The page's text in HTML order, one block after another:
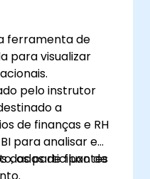
ferramenta de
para visualizar
pelo instrutor
a
de finanças e RH
para analisar e
dados de fluxo de
os participantes